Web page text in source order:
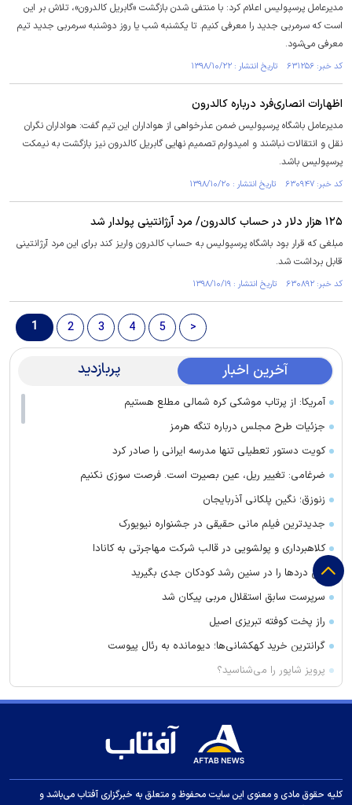
مدیرعامل پرسپولیس اعلام کرد: با منتفی شدن بازگشت «گابریل کالدرون»، تلاش بر این
است که سرمربی جدید را معرفی کنیم. تا یکشنبه شب یا روز دوشنبه سرمربی جدید تیم
معرفی می‌شود.
کد خبر: ۶۳۱۲۵۶ تاریخ انتشار : ۱۳۹۸/۱۰/۲۲
اظهارات انصاری‌فرد درباره کالدرون
مدیرعامل باشگاه پرسپولیس ضمن عذرخواهی از هواداران این تیم گفت: هواداران نگران
نقل و انتقالات نباشند و امیدوارم تصمیم نهایی گابریل کالدرون نیز بازگشت به نیمکت
پرسپولیس باشد.
کد خبر: ۶۳۰۹۴۷ تاریخ انتشار : ۱۳۹۸/۱۰/۲۰
۱۲۵ هزار دلار در حساب کالدرون/ مرد آرژانتینی پولدار شد
مبلغی که قرار بود باشگاه پرسپولیس به حساب کالدرون واریز کند برای این مرد آرژانتینی
قابل برداشت شد.
کد خبر: ۶۳۰۸۹۲ تاریخ انتشار : ۱۳۹۸/۱۰/۱۹
1 2 3 4 5 >
آخرین اخبار پربازدید
آمریکا: از پرتاب موشکی کره شمالی مطلع هستیم
جزئیات طرح مجلس درباره تنگه هرمز
کویت دستور تعطیلی تنها مدرسه ایرانی را صادر کرد
ضرغامی: تغییر ریل، عین بصیرت است. فرصت سوزی نکنیم
زنوزق؛ نگین پلکانی آذربایجان
جدیدترین فیلم مانی حقیقی در جشنواره نیویورک
کلاهبرداری و پولشویی در قالب شرکت مهاجرتی به کانادا
این درد‌ها را در سنین رشد کودکان جدی بگیرید
سرپرست سابق استقلال مربی پیکان شد
راز پخت کوفته تبریزی اصیل
گرانترین خرید کهکشانی‌ها؛ دیومانده به رئال پیوست
پرویز شاپور را می‌شناسید؟
عقب‌نشینی الهلال از خرید بزرگ به خاطر پول!
جانشین مجیدی شاید در لیگ عربستان
کلیه حقوق مادی و معنوی این سایت محفوظ و متعلق به خبرگزاری آفتاب می‌باشد و